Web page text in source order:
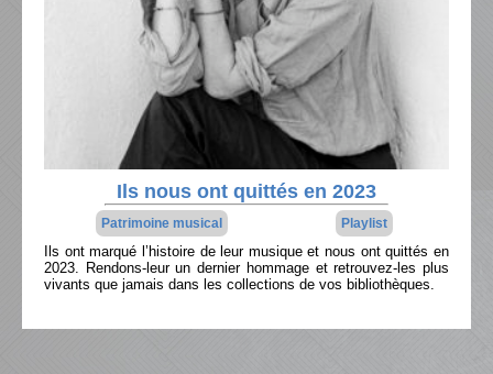
Ils nous ont quittés en 2023
Patrimoine musical Playlist
Ils ont marqué l’histoire de leur musique et nous ont quittés en
2023. Rendons-leur un dernier hommage et retrouvez-les plus
vivants que jamais dans les collections de vos bibliothèques.